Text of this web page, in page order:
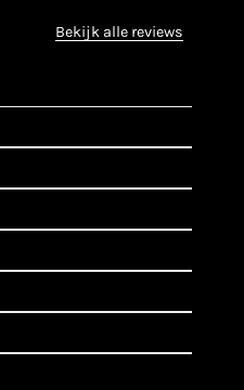
bekijk alle reviews